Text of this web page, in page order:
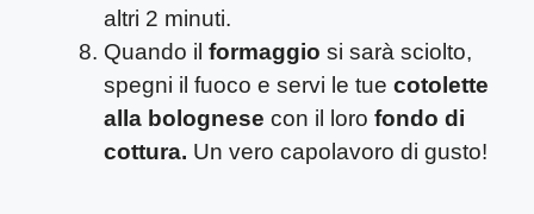
altri 2 minuti.
Quando il formaggio si sarà sciolto,
spegni il fuoco e servi le tue cotolette
alla bolognese con il loro fondo di
cottura. Un vero capolavoro di gusto!